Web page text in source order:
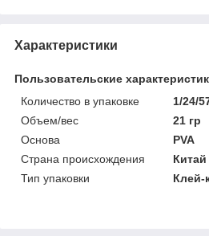
Характеристики
Пользовательские
Количество в упаковке
1/24/
Объем/вес
21 гр
Основа
PVA
Страна происхождения
Китай
Тип упаковки
Клей-